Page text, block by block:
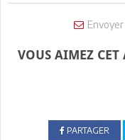
Envoyer
VOUS AIMEZ CET
PARTAGER